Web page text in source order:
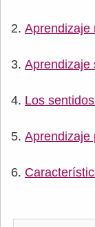
Aprendizaje
Aprendizaje
Los
Aprendizaje